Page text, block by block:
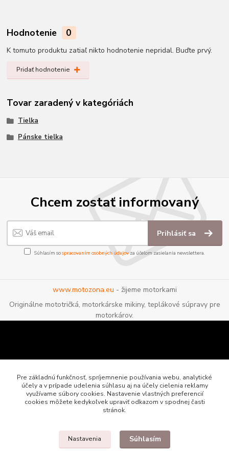
Hodnotenie 0
K tomuto produktu zatiaľ nikto hodnotenie nepridal. Buďte prvý.
Pridať hodnotenie
Tovar zaradený v kategóriách
Tielka
Pánske tielka
Chcem zostať informovaný
Prihlásiť sa
Súhlasím sospracovaním osobných údajov za účelom zasielania newslettera.
www.motozona.eu - žijeme motorkami
Originálne mototričká, motorkárske mikiny, teplákové súpravy pre
motorkárov.
Pre základnú funkčnosť, spríjemnenie používania webu, analytické
účely a v prípade udelenia súhlasu aj na účely cielenia reklamy
využívame súbory cookies. Nastavenie vlastných preferencií
cookies môžete kedykoľvek upraviť odkazom v spodnej časti
stránok.
Nastavenia Súhlasím